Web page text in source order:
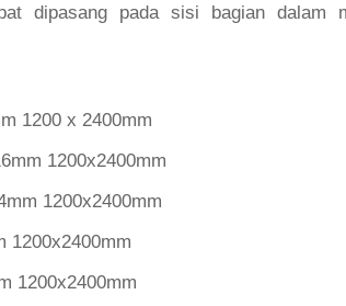
dipasang pada sisi bagian dalam
1200 x 2400mm
1200x2400mm
1200x2400mm
1200x2400mm
1200x2400mm